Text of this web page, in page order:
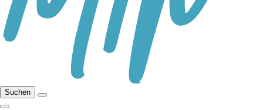
Suchen